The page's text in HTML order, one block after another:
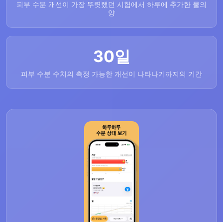
피부 수분 개선이 가장 뚜렷했던 시험에서 하루에 추가한 물의
양
30일
피부 수분 수치의 측정 가능한 개선이 나타나기까지의 기간